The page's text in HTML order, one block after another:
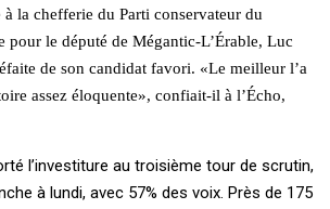
la chefferie du Parti conservateur du
pour le député de Mégantic-L’Érable, Luc
de son candidat favori. «Le meilleur l’a
assez éloquente», confiait-il à l’Écho,
l’investiture au troisième tour de scrutin,
à lundi, avec 57% des voix. Près de 175